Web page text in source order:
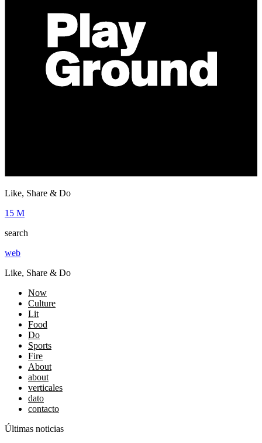
Like, Share & Do
15 M
search
web
Like, Share & Do
Now
Culture
Lit
Food
Do
Sports
Fire
About
about
verticales
dato
contacto
Últimas noticias